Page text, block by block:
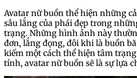
Avatar nữ buồn thể hiện những
sâu lắng của phái đẹp trong
trạng. Những hình ảnh này
đơn, lắng đọng, đôi khi là buồn
kiếm một cách thể hiện tâm
tính, avatar nữ buồn sẽ là sự lựa